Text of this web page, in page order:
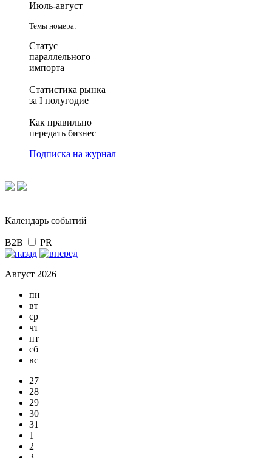
Июль-август
Темы номера:
Статус
параллельного
импорта
Статистика рынка
за I полугодие
Как правильно
передать бизнес
Подписка на журнал
Календарь событий
B2B PR
Август 2026
пн
вт
ср
чт
пт
сб
вс
27
28
29
30
31
1
2